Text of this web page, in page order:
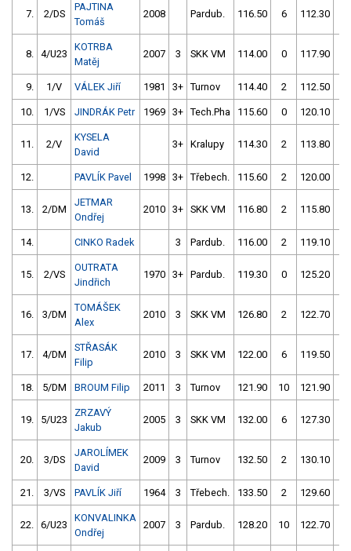
7. 2/DS
PAJTINA
Tomáš
2008 Pardub. 116.50 6 112.30
8. 4/U23
KOTRBA
Matěj
2007 3 SKK VM 114.00 0 117.90
9. 1/V VÁLEK Jiří 1981 3+ Turnov 114.40 2 112.50
10. 1/VS JINDRÁK Petr 1969 3+ Tech.Pha 115.60 0 120.10
11. 2/V
KYSELA
David
3+ Kralupy 114.30 2 113.80
12. PAVLÍK Pavel 1998 3+ Třebech. 115.60 2 120.00
13. 2/DM
JETMAR
Ondřej
2010 3+ SKK VM 116.80 2 115.80
14. CINKO Radek 3 Pardub. 116.00 2 119.10
15. 2/VS
OUTRATA
Jindřich
1970 3+ Pardub. 119.30 0 125.20
16. 3/DM
TOMÁŠEK
Alex
2010 3 SKK VM 126.80 2 122.70
17. 4/DM
STŘASÁK
Filip
2010 3 SKK VM 122.00 6 119.50
18. 5/DM BROUM Filip 2011 3 Turnov 121.90 10 121.90
19. 5/U23
ZRZAVÝ
Jakub
2005 3 SKK VM 132.00 6 127.30
20. 3/DS
JAROLÍMEK
David
2009 3 Turnov 132.50 2 130.10
21. 3/VS PAVLÍK Jiří 1964 3 Třebech. 133.50 2 129.60
22. 6/U23
KONVALINKA
Ondřej
2007 3 Pardub. 128.20 10 122.70